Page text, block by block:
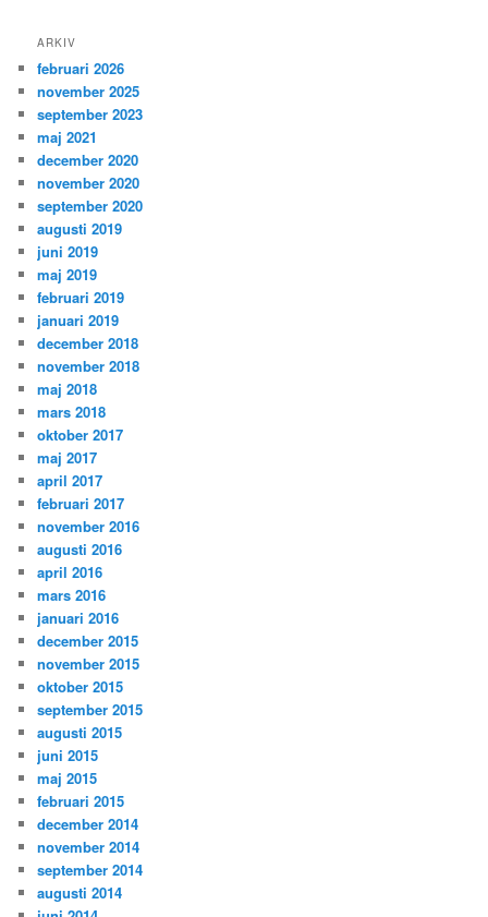
ARKIV
februari 2026
november 2025
september 2023
maj 2021
december 2020
november 2020
september 2020
augusti 2019
juni 2019
maj 2019
februari 2019
januari 2019
december 2018
november 2018
maj 2018
mars 2018
oktober 2017
maj 2017
april 2017
februari 2017
november 2016
augusti 2016
april 2016
mars 2016
januari 2016
december 2015
november 2015
oktober 2015
september 2015
augusti 2015
juni 2015
maj 2015
februari 2015
december 2014
november 2014
september 2014
augusti 2014